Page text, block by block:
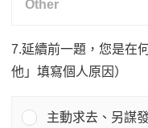
7.延續前一題，您是在
他」填寫個人原因）
主動求去、另謀